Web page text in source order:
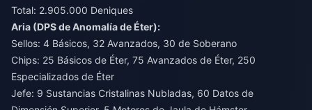
Total: 2.905.000 Deniques
Aria (DPS de Anomalía de Éter):
Sellos: 4 Básicos, 32 Avanzados, 30 de Soberano
Chips: 25 Básicos de Éter, 75 Avanzados de Éter, 250
Especializados de Éter
Jefe: 9 Sustancias Cristalinas Nubladas, 60 Datos de